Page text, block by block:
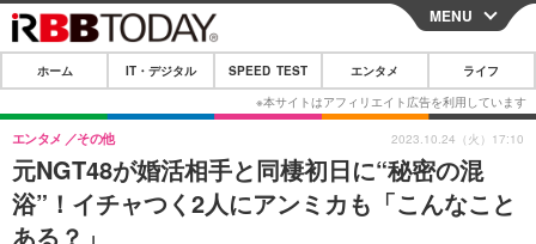
CLOSE
ホーム
IT・デジタル
IT・デジタルTOP スマートフォン
ガジェット・ツール
SPEED TEST
エンタメ
MENU
ホーム IT・デジタル SPEED TEST エンタメ ライフ
元NGT48が婚活相手と同棲初日に“秘密の混
浴”！イチャつく2人にアンミカも「こんなこと
ある？」
エンタメ その他 2023.10.24（火）17:10